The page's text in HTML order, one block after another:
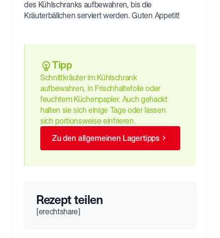
des Kühlschranks aufbewahren, bis die
Kräuterbällchen serviert werden. Guten Appetit!
Tipp
Schnittkräuter im Kühlschrank
aufbewahren, in Frischhaltefolie oder
feuchtem Küchenpapier. Auch gehackt
halten sie sich einige Tage oder lassen
sich portionsweise einfrieren.
Zu den allgemeinen Lagertipps
Rezept teilen
[erechtshare]